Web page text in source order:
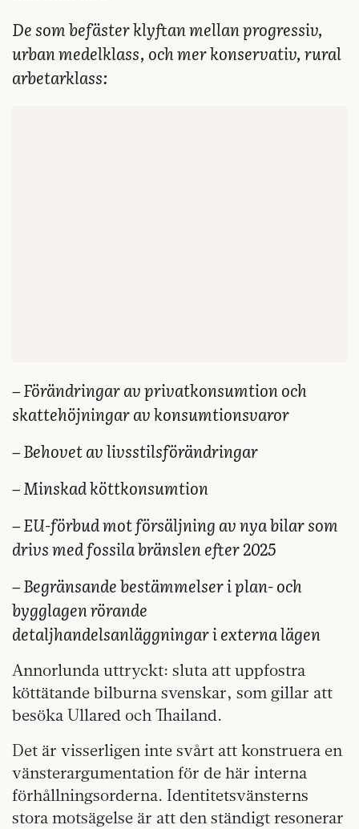
De som befäster klyftan mellan progressiv,
urban medelklass, och mer konservativ, rural
arbetarklass:
– Förändringar av privatkonsumtion och
skattehöjningar av konsumtionsvaror
– Behovet av livsstilsförändringar
– Minskad köttkonsumtion
– EU-förbud mot försäljning av nya bilar som
drivs med fossila bränslen efter 2025
– Begränsande bestämmelser i plan- och
bygglagen rörande
detaljhandelsanläggningar i externa lägen
Annorlunda uttryckt: sluta att uppfostra
köttätande bilburna svenskar, som gillar att
besöka Ullared och Thailand.
Det är visserligen inte svårt att konstruera en
vänsterargumentation för de här interna
förhållningsorderna. Identitetsvänsterns
stora motsägelse är att den ständigt resonerar